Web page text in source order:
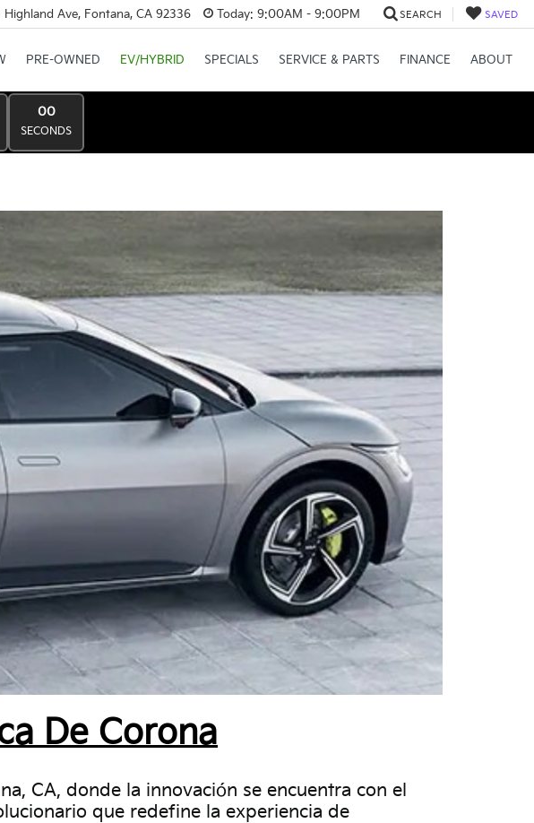
Highland Ave, Fontana, CA 92336 Today: 9:00AM - 9:00PM SEARCH SAVED
PRE-OWNED EV/HYBRID SPECIALS SERVICE & PARTS FINANCE ABOUT
00
SECONDS
De Corona
CA, donde la innovación se encuentra con el
que redefine la experiencia de